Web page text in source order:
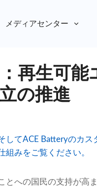
メディアセンター
再生可能
の推進
してACE Batteryのカス
みをご覧ください。
とへの国民の支持が高